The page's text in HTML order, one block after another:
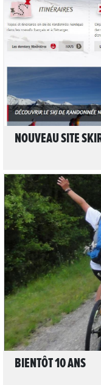
NOUVEAU SITE
BIENTÔT 10 ANS